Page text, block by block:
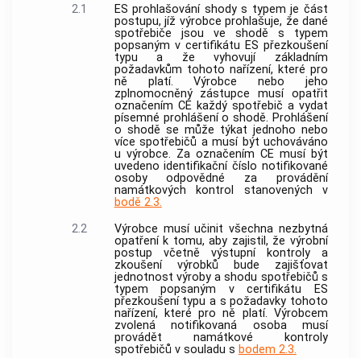
2.1
ES prohlašování shody s typem je část
postupu, jíž výrobce prohlašuje, že dané
spotřebiče jsou ve shodě s typem
popsaným v certifikátu ES přezkoušení
typu a že vyhovují základním
požadavkům tohoto nařízení, které pro
ně platí.Výrobce nebo jeho
zplnomocněný zástupce musí opatřit
označením CE každý spotřebič a vydat
písemné prohlášení o shodě. Prohlášení
o shodě se může týkat jednoho nebo
více spotřebičů a musí být uchováváno
u výrobce. Za označením CE musí být
uvedeno identifikační číslo notifikované
osobyodpovědné za provádění
namátkových kontrol stanovených v
bodě 2.3.
2.2
Výrobce musí učinit všechna nezbytná
opatření k tomu, aby zajistil, že výrobní
postup včetně výstupní kontroly a
zkoušení výrobků bude zajišťovat
jednotnost výroby a shodu spotřebičů s
typem popsaným v certifikátu ES
přezkoušení typu a s požadavky tohoto
nařízení, které pro ně platí. Výrobcem
zvolenánotifikovaná osobamusí
provádět namátkové kontroly
spotřebičů v souladu s bodem 2.3.